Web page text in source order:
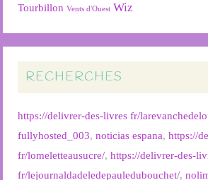
Tourbillon Vents d'Ouest Wiz
RECHERCHES
https://delivrer-des-livres fr/
fullyhosted_003,noticias espana,https://
fr/lomeletteausucre/,https://delivrer-des-
fr/lejournaldadeledepauledubouchet/,